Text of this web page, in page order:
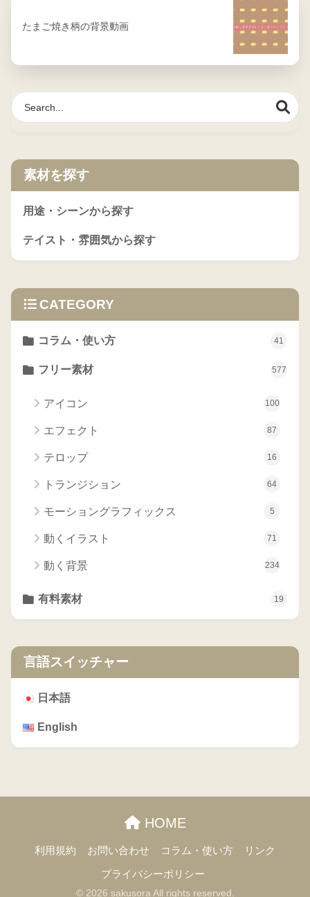
たまご焼き柄の背景動画
素材を探す
用途・シーンから探す
テイスト・雰囲気から探す
CATEGORY
コラム・使い方 41
フリー素材 577
アイコン 100
エフェクト 87
テロップ 16
トランジション 64
モーショングラフィックス 5
動くイラスト 71
動く背景 234
有料素材 19
言語スイッチャー
日本語
English
HOME
利用規約 お問い合わせ コラム・使い方 リンク
プライバシーポリシー
© 2026 sakusora All rights reserved.